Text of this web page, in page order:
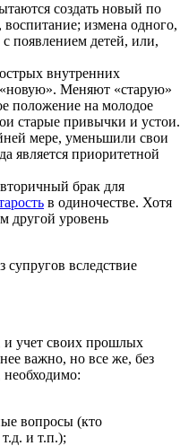
создать новый по
, воспитание; измена одного,
с появлением детей, или,
острых внутренних
«новую». Меняют «старую»
положение на молодое
старые привычки и устои.
мере, уменьшили свои
является приоритетной
вторичный брак для
в одиночестве. Хотя
другой уровень
супругов вследствие
учет своих прошлых
важно, но все же, без
необходимо:
вопросы (кто
и т.п.);